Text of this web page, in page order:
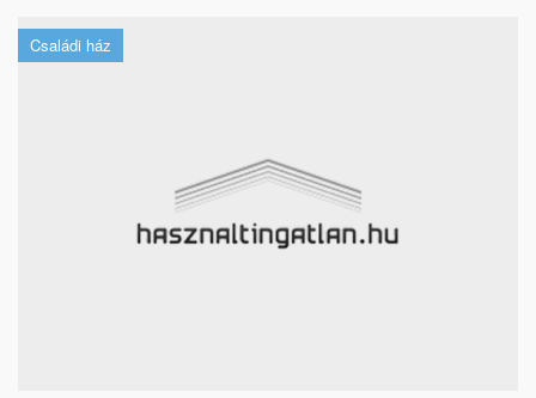
Családi ház